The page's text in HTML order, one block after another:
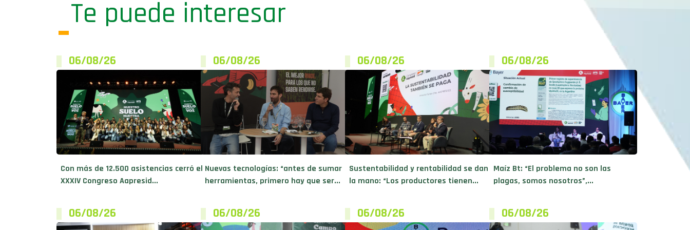
Te puede interesar
06/08/26
Con más de 12.500 asistencias cerró el
XXXIV Congreso Aapresid...
06/08/26
Nuevas tecnologías: “antes de sumar
herramientas, primero hay que ser...
06/08/26
Sustentabilidad y rentabilidad se dan
la mano: “Los productores tienen...
06/08/26
Maíz Bt: “El problema no son las
plagas, somos nosotros”,...
06/08/26 06/08/26 06/08/26 06/08/26